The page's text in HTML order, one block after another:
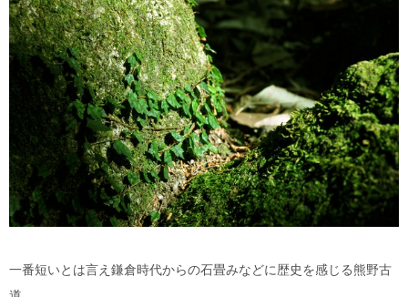
一番短いとは言え鎌倉時代からの石畳みなどに歴史を感じる熊野古